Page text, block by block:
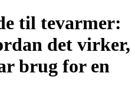
til tevarmer:
det virker,
brug for en